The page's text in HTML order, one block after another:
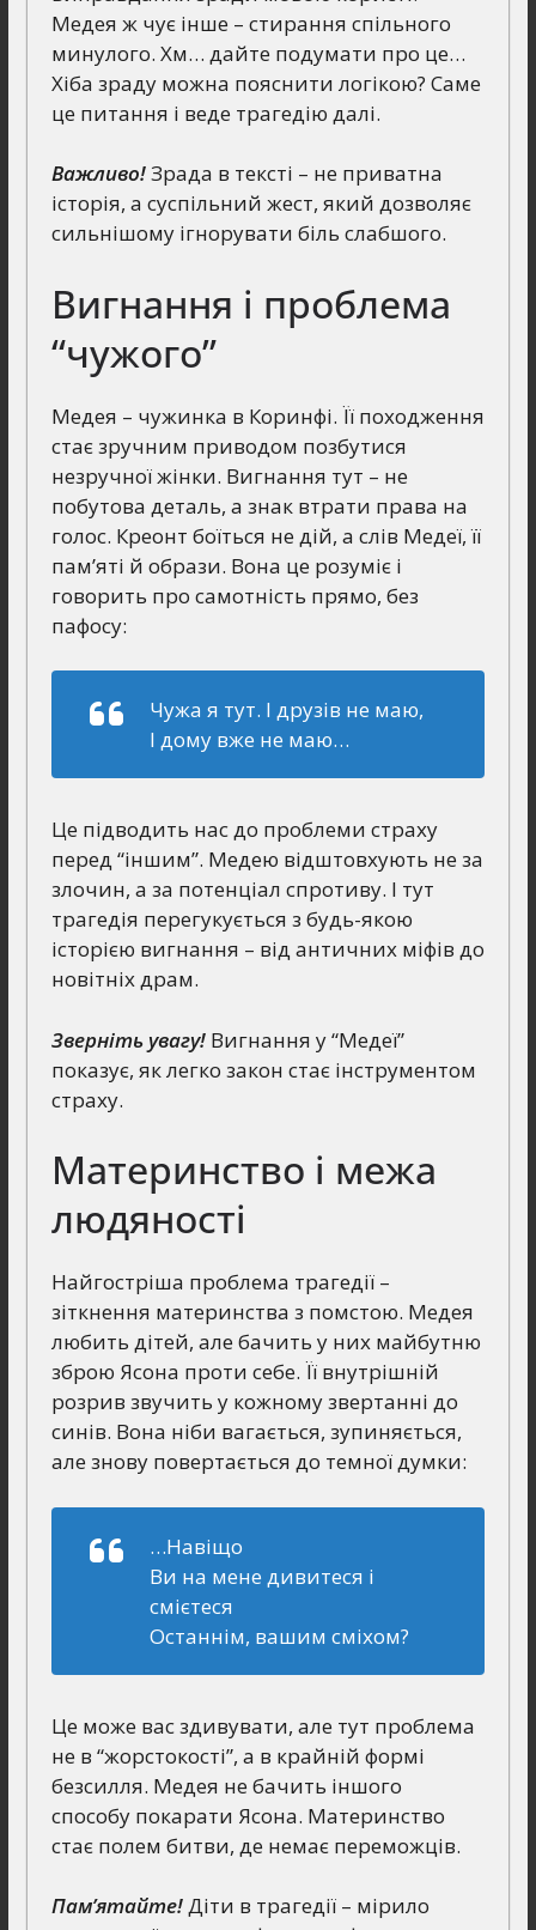
Медея ж чує інше – стирання спільного
минулого. Хм… дайте подумати про це…
Хіба зраду можна пояснити логікою? Саме
це питання і веде трагедію далі.
Важливо!Зрада в тексті – не приватна
історія, а суспільний жест, який дозволяє
сильнішому ігнорувати біль слабшого.
Вигнання і проблема
“чужого”
Медея – чужинка в Коринфі. Її походження
стає зручним приводом позбутися
незручної жінки. Вигнання тут – не
побутова деталь, а знак втрати права на
голос. Креонт боїться не дій, а слів Медеї, її
пам’яті й образи. Вона це розуміє і
говорить про самотність прямо, без
пафосу:
Чужа я тут. І друзів не маю,
І дому вже не маю…
Це підводить нас до проблеми страху
перед “іншим”. Медею відштовхують не за
злочин, а за потенціал спротиву. І тут
трагедія перегукується з будь-якою
історією вигнання – від античних міфів до
новітніх драм.
Зверніть увагу!Вигнання у “Медеї”
показує, як легко закон стає інструментом
страху.
Материнство і межа
людяності
Найгостріша проблема трагедії –
зіткнення материнства з помстою. Медея
любить дітей, але бачить у них майбутню
зброю Ясона проти себе. Її внутрішній
розрив звучить у кожному звертанні до
синів. Вона ніби вагається, зупиняється,
але знову повертається до темної думки:
…Навіщо
Ви на мене дивитеся і
смієтеся
Останнім, вашим сміхом?
Це може вас здивувати, але тут проблема
не в “жорстокості”, а в крайній формі
безсилля. Медея не бачить іншого
способу покарати Ясона. Материнство
стає полем битви, де немає переможців.
Пам’ятайте!Діти в трагедії – мірило